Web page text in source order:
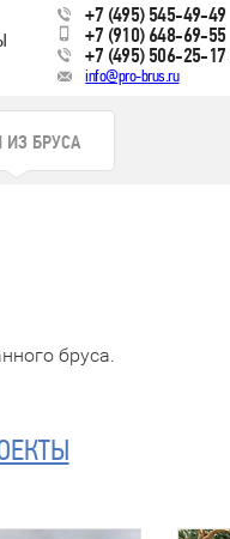
+7 (495) 545-49-49
+7 (910) 648-69-55
+7 (495) 506-25-17
info@pro-brus.ru
ИЗ БРУСА
бруса.